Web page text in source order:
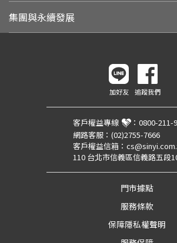
集團與永續發展
加好友 追蹤我們
客戶權益專線 ： 0800-211-
網路客服： (02)2755-7666
客戶權益信箱：
110 台北市信義區信義路五段
門市據點
服務條款
保障隱私權聲明